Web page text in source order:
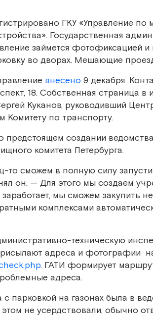
ГКУ «Управление по
Государственная
займется фотофиксацией и
во дворах. Мешающие
внесено 9 декабря.
18. Собственная страница в
Куканов, руководивший
Комитету по транспорту.
предстоящем создании
комитета Петербурга.
то сможем в полную силу
он. — Для этого мы создаем
мы сможем закупить
комплексами
техническую
адреса и фотографии
. ГАТИ формирует
адреса.
парковкой на газонах была в
не усердствовали, обычно